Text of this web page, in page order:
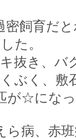
密飼育だ
た。
抜き、バ
ぶく、敷
が☆にな
ら病、赤